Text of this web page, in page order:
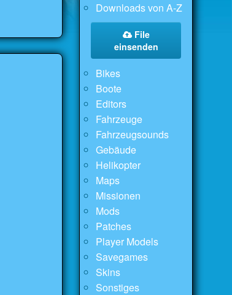
Downloads von A-Z
File
einsenden
Bikes
Boote
Editors
Fahrzeuge
Fahrzeugsounds
Gebäude
Helikopter
Maps
Missionen
Mods
Patches
Player Models
Savegames
Skins
Sonstiges